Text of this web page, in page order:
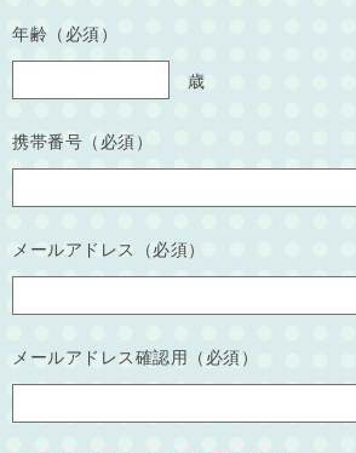
年齢（必須）
歳
携帯番号（必須）
メールアドレス（必須）
メールアドレス確認用（必須）